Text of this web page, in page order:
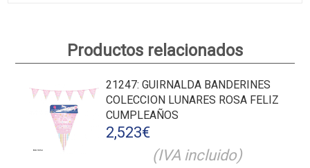
Productos relacionados
21247: GUIRNALDA BANDERINES
COLECCION LUNARES ROSA FELIZ
CUMPLEAÑOS
2,523€
(IVA incluido)